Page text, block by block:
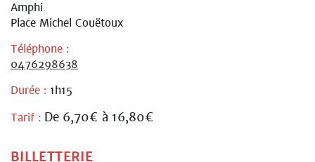
Amphi
Place Michel Couëtoux
Téléphone :
0476298638
Durée : 1h15
Tarif : De 6,70€ à 16,80€
BILLETTERIE